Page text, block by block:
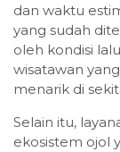
dan waktu
yang sudah
oleh kondisi
wisatawan
menarik di
Selain itu,
ekosistem ojol